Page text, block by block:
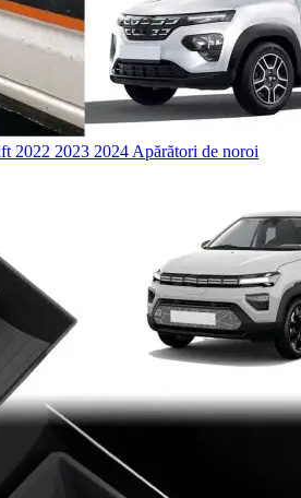
2022 2023 2024 Apărători de noroi